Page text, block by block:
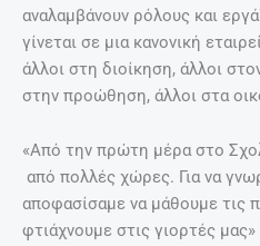
αναλαμβάνουν ρόλους και
γίνεται σε μια κανονική
άλλοι στη διοίκηση, άλλοι
στην προώθηση, άλλοι στα
«Από την πρώτη μέρα στο
από πολλές χώρες. Για να
αποφασίσαμε να μάθουμε τις
φτιάχνουμε στις γιορτές